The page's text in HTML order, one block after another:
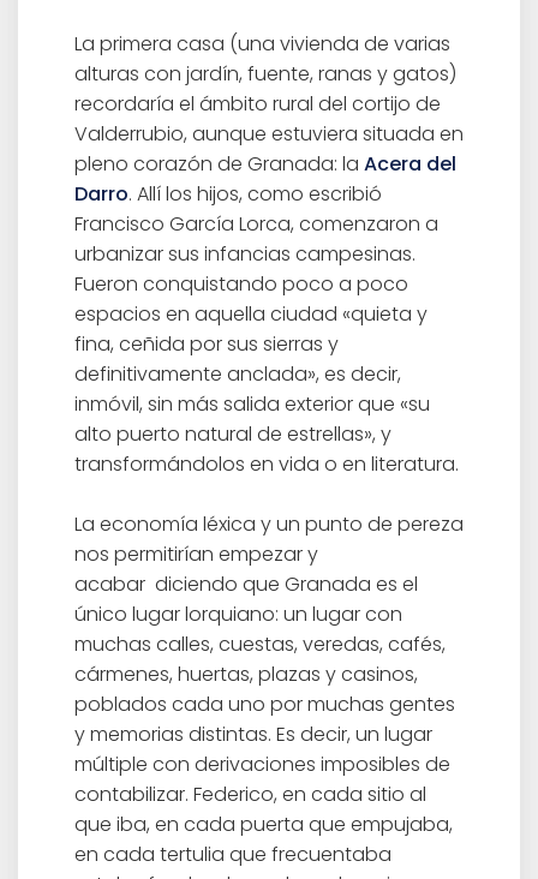
La primera casa (una vivienda de varias
alturas con jardín, fuente, ranas y gatos)
recordaría el ámbito rural del cortijo de
Valderrubio, aunque estuviera situada en
pleno corazón de Granada: la Acera del
Darro. Allí los hijos, como escribió
Francisco García Lorca, comenzaron a
urbanizar sus infancias campesinas.
Fueron conquistando poco a poco
espacios en aquella ciudad «quieta y
fina, ceñida por sus sierras y
definitivamente anclada», es decir,
inmóvil, sin más salida exterior que «su
alto puerto natural de estrellas», y
transformándolos en vida o en literatura.
La economía léxica y un punto de pereza
nos permitirían empezar y
acabar diciendo que Granada es el
único lugar lorquiano: un lugar con
muchas calles, cuestas, veredas, cafés,
cármenes, huertas, plazas y casinos,
poblados cada uno por muchas gentes
y memorias distintas. Es decir, un lugar
múltiple con derivaciones imposibles de
contabilizar. Federico, en cada sitio al
que iba, en cada puerta que empujaba,
en cada tertulia que frecuentaba